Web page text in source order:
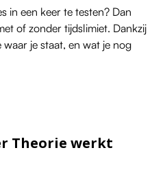
in een keer te testen? Dan
of zonder tijdslimiet. Dankzij
je staat, en wat je nog
Theorie werkt